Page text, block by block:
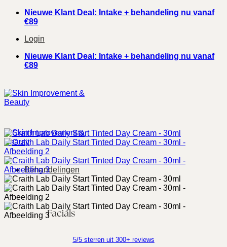
Nieuwe Klant Deal: Intake + behandeling nu vanaf
€89
Login
Nieuwe Klant Deal: Intake + behandeling nu vanaf
€89
Behandelingen
Facials
5/5 sterren uit 300+ reviews